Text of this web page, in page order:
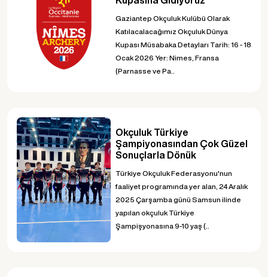
Gaziantep Okçuluk Kulübü Olarak
Katılacalacağımız Okçuluk Dünya
Kupası Müsabaka Detayları Tarih: 16 - 18
Ocak 2026 Yer: Nimes, Fransa
(Parnasse ve Pa..
Okçuluk Türkiye
Şampiyonasından Çok Güzel
Sonuçlarla Dönük
Türkiye Okçuluk Federasyonu'nun
faaliyet programında yer alan, 24 Aralık
2025 Çarşamba günü Samsun ilinde
yapılan okçuluk Türkiye
Şampişyonasına 9-10 yaş (..